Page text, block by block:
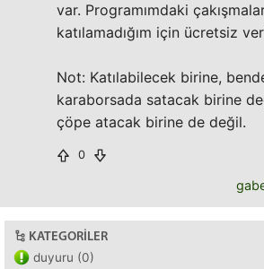
var. Programımdaki
katılamadığım için ücretsiz
Not: Katılabilecek birine,
karaborsada satacak birine
çöpe atacak birine de değil.
0
KATEGORILER
duyuru (0)